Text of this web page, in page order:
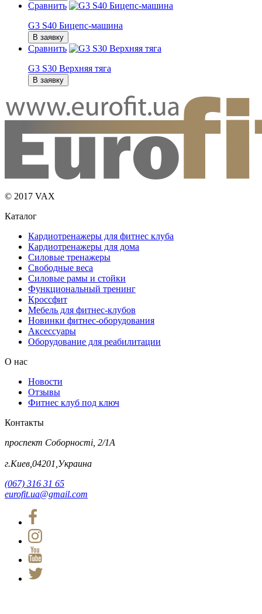
Сравнить
G3 S40 Бицепс-машина
В заявку
Сравнить
G3 S30 Верхняя тяга
В заявку
© 2017 VAX
Каталог
Кардиотренажеры для фитнес клуба
Кардиотренажеры для дома
Силовые тренажеры
Свободные веса
Силовые рамы и стойки
Функциональный тренинг
Кроссфит
Мебель для фитнес-клубов
Новинки фитнес-оборудования
Аксессуары
Оборудование для реабилитации
О нас
Новости
Отзывы
Фитнес клуб под ключ
Контакты
проспект Соборності, 2/1А
г.Киев,04201,Украина
(067) 316 31 65
eurofit.ua@gmail.com